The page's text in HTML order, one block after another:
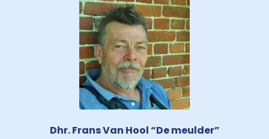
Dhr. Frans Van Hool “De meulder”